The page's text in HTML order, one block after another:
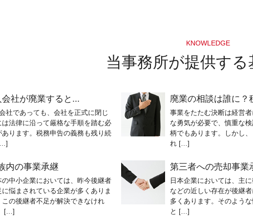
KNOWLEDGE
当事務所が提供する
会社が廃業すると...
社であっても、会社を正式に閉じ
は法律に沿って厳格な手順を踏む必
あります。税務申告の義務も残り続
廃業の相談は誰に？
事業をたたむ決断は経営
な勇気が必要で、慎重な
柄でもあります。しかし
れ […]
内の事業承継
の中小企業においては、昨今後継者
に悩まされている企業が多くありま
この後継者不足が解決できなけれ
[…]
第三者への売却事業
日本企業においては、主
などの近しい存在が後継
多くあります。そのよう
と […]